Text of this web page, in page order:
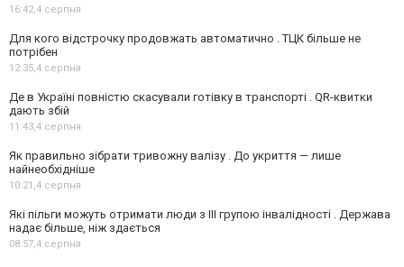
16:42,4 серпня
Для кого відстрочку продовжать автоматично . ТЦК більше не
потрібен
12:35,4 серпня
Де в Україні повністю скасували готівку в транспорті . QR-квитки
дають збій
11:43,4 серпня
Як правильно зібрати тривожну валізу . До укриття — лише
найнеобхідніше
10:21,4 серпня
Які пільги можуть отримати люди з III групою інвалідності . Держава
надає більше, ніж здається
08:57,4 серпня